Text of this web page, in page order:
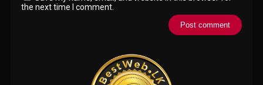
the next time I comment.